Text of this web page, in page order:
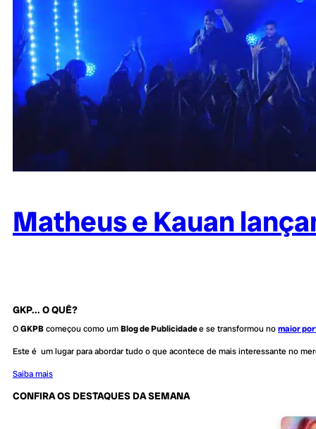
Matheus e Kauan
GKP... O QUÊ?
OGKPBcomeçou como umBlog de Publicidadee se transformou nomaior
Este é um lugar para abordar tudo o que acontece de mais interessante no
Saiba mais
CONFIRA OS DESTAQUES DA SEMANA